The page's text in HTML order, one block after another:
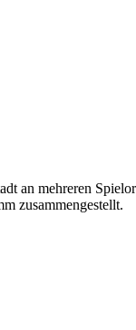
an mehreren
zusammengestellt.